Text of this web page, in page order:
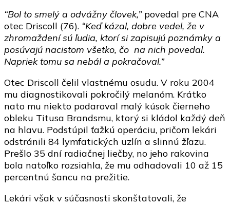
“Bol to smelý a odvážny človek,”povedal pre CNA
otec Driscoll (76). “Keď kázal, dobre vedel, že v
zhromaždení sú ľudia, ktorí si zapisujú poznámky a
posúvajú nacistom všetko, čo na nich povedal.
Napriek tomu sa nebál a pokračoval.”
Otec Driscoll čelil vlastnému osudu. V roku 2004
mu diagnostikovali pokročilý melanóm. Krátko
nato mu niekto podaroval malý kúsok čierneho
obleku Titusa Brandsmu, ktorý si kládol každý deň
na hlavu. Podstúpil ťažkú operáciu, pričom lekári
odstránili 84 lymfatických uzlín a slinnú žľazu.
Prešlo 35 dní radiačnej liečby, no jeho rakovina
bola natoľko rozsiahla, že mu odhadovali 10 až 15
percentnú šancu na prežitie.
Lekári však v súčasnosti skonštatovali, že